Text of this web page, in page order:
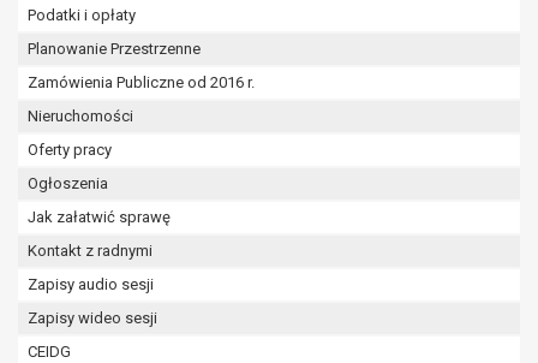
Podatki i opłaty
Planowanie Przestrzenne
Zamówienia Publiczne od 2016 r.
Nieruchomości
Oferty pracy
Ogłoszenia
Jak załatwić sprawę
Kontakt z radnymi
Zapisy audio sesji
Zapisy wideo sesji
CEIDG